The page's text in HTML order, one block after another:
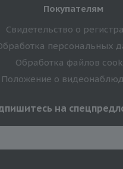
Покупателям
Свидетельство о
персональных
Обработка файлов
Положение о
на